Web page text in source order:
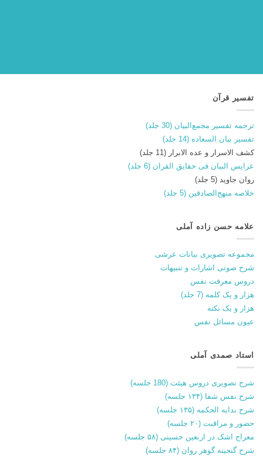
تفسیر قرآن
ترجمه تفسیر مجمع‌البیان (30 جلد)
تفسیر بیان السعاده (14 جلد)
کشف الاسرار و عده الابرار (11 جلد)
عرایس البیان فی حقایق القران (6 جلد)
روان جاوید (5 جلد)
خلاصه منهج‌الصادقین (5 جلد)
علامه حسن زاده آملی
مجموعه تصویری بیانات عرشی
شرح صوتی اشارات و تنبیهات
دروس معرفت نفس
هزار و یک کلمه (7 جلد)
هزار و یک نکته
عیون مسائل نفس
استاد صمدی آملی
شرح تصویری دروس هیئت (180 جلسه)
شرح نفس شفا (۱۳۴ جلسه)
شرح بدایه الحکمه (۱۳۵ جلسه)
حضور و مراقبت (۲۰ جلسه)
معراج اشک در اربعین حسینی (۵۸ جلسه)
شرح گنجینه گوهر روان (۸۴ جلسه)